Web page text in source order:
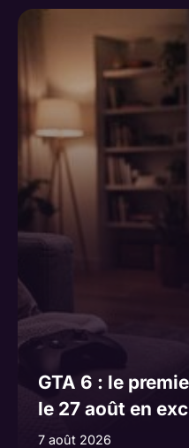
GTA 6 : le
le 27 août en
7 août 2026